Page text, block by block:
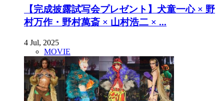
【完成披露試写会プレゼント】犬童一心 × 野
村万作・野村萬斎 × 山村浩二 × ...
4 Jul, 2025
MOVIE